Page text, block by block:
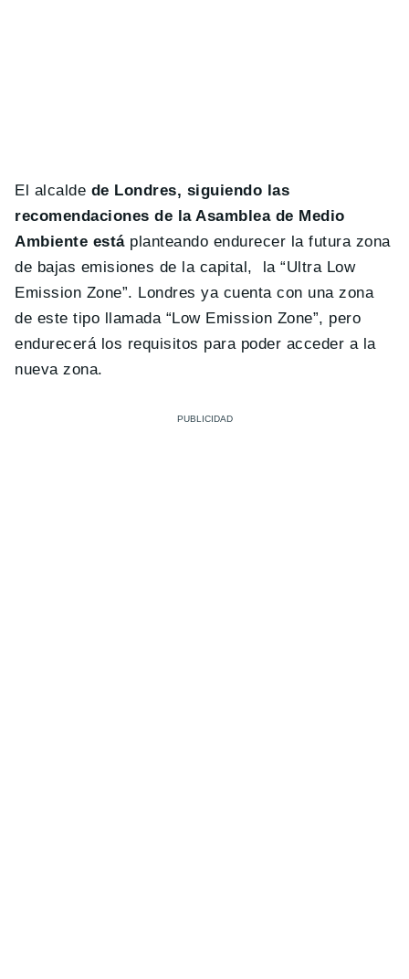
El alcalde de Londres, siguiendo las
recomendaciones de la Asamblea de Medio
Ambiente estáplanteando endurecer la futura zona
de bajas emisiones de la capital, la “Ultra Low
Emission Zone”. Londres ya cuenta con una zona
de este tipo llamada “Low Emission Zone”, pero
endurecerá los requisitos para poder acceder a la
nueva zona.